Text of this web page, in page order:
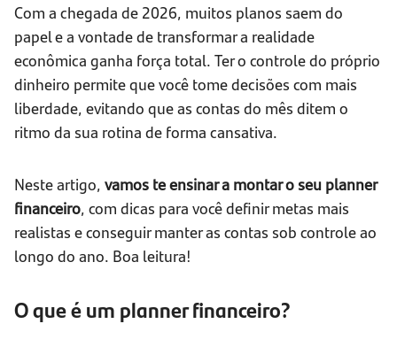
Com a chegada de 2026, muitos planos saem do
papel e a vontade de transformar a realidade
econômica ganha força total. Ter o controle do próprio
dinheiro permite que você tome decisões com mais
liberdade, evitando que as contas do mês ditem o
ritmo da sua rotina de forma cansativa.
Neste artigo, vamos te ensinar a montar o seu planner
financeiro, com dicas para você definir metas mais
realistas e conseguir manter as contas sob controle ao
longo do ano. Boa leitura!
O que é um planner financeiro?